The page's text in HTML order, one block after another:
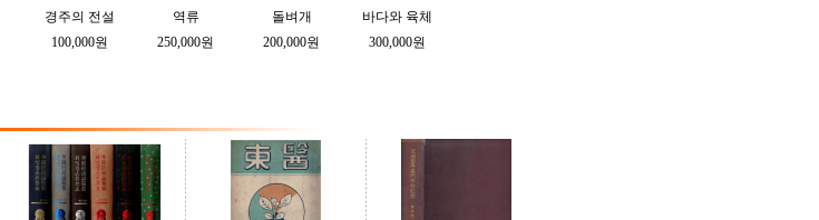
경주의 전설
100,000원
역류
250,000원
돌벼개
200,000원
바다와 육체
300,000원